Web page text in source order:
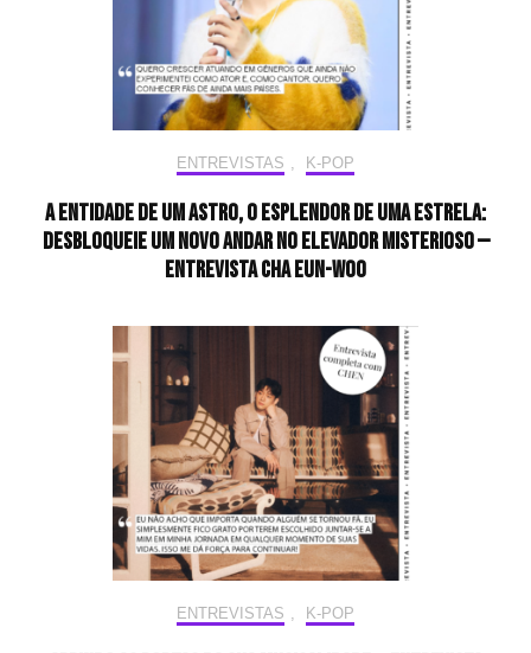
ENTREVISTAS , K-POP
A entidade de um astro, o esplendor de uma estrela:
desbloqueie um novo andar no elevador misterioso —
Entrevista CHA EUN-WOO
ENTREVISTAS , K-POP